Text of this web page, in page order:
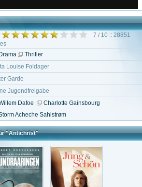
7 / 10 :: 28851
Drama
Thriller
Louise Foldager
Garde
Jugendfreigabe
Dafoe
Charlotte Gainsbourg
Acheche Sahlstrøm
"Antichrist"